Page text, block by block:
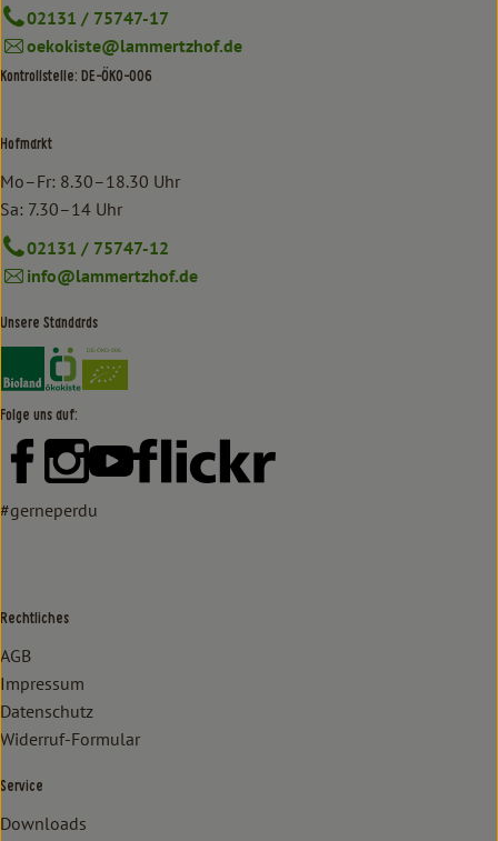
02131 / 75747-17
oekokiste@lammertzhof.de
Kontrollstelle: DE-ÖKO-006
Hofmarkt
Mo–Fr: 8.30–18.30 Uhr
Sa: 7.30–14 Uhr
02131 / 75747-12
info@lammertzhof.de
Unsere Standards
Externer Link zu https://www.bioland.de/verbraucher
Externer Link zu https://www.oekokiste.de/
Folge uns auf:
Externer Link zu https://www.facebook.com/lammertzhof/
Externer Link zu https://www.instagram.com/
Externer Link zu https://www.youtube.com/
Externer Link zu https://
#gerneperdu
Rechtliches
AGB
Impressum
Datenschutz
Widerruf-Formular
Service
Downloads